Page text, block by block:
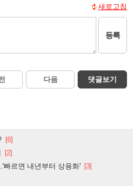
새로고침
등록
다음 댓글보기
[6]
[2]
빠르면 내년부터 상용화' [3]